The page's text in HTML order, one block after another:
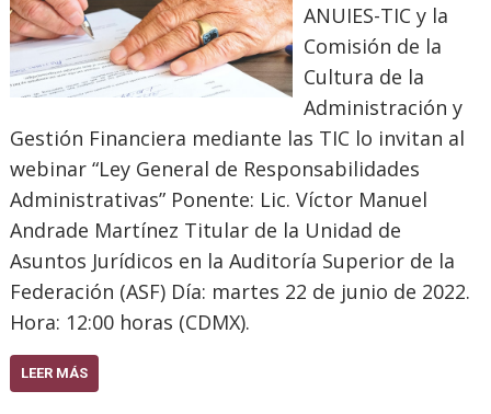
ANUIES-TIC y la
Comisión de la
Cultura de la
Administración y
Gestión Financiera mediante las TIC lo invitan al
webinar “Ley General de Responsabilidades
Administrativas” Ponente: Lic. Víctor Manuel
Andrade Martínez Titular de la Unidad de
Asuntos Jurídicos en la Auditoría Superior de la
Federación (ASF) Día: martes 22 de junio de 2022.
Hora: 12:00 horas (CDMX).
LEER MÁS